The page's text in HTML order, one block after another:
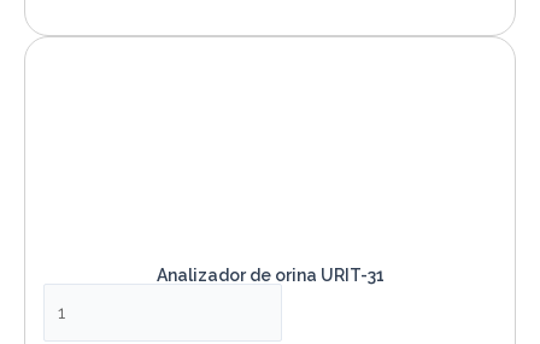
Analizador de orina URIT-31